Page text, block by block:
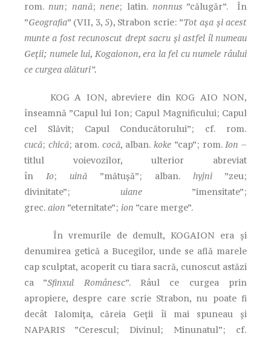
rom.nun; nană;nene; latin. nonnus ”călugăr”. În
”Geografia” (VII, 3, 5), Strabon scrie: ”Tot așa și acest
munte a fost recunoscut drept sacru și astfel îl numeau
Geții; numele lui, Kogaionon, era la fel cu numele râului
ce curgea alături”.
KOG A ION, abreviere din KOG AIO NON,
înseamnă ”Capul lui Ion; Capul Magnificului; Capul
cel Slăvit; Capul Conducătorului”; cf. rom.
cucă; chică; arom.cocă, alban. koke ”cap”; rom.Ion –
titlul voievozilor, ulterior abreviat
în Io; uină ”mătușă”; alban. hyjni ”zeu;
divinitate”; uiane ”imensitate”;
grec. aion ”eternitate”; ion ”care merge”.
În vremurile de demult, KOGAION era și
denumirea getică a Bucegilor, unde se află marele
cap sculptat, acoperit cu tiara sacră, cunoscut astăzi
ca ”Sfinxul Românesc”. Râul ce curgea prin
apropiere, despre care scrie Strabon, nu poate fi
decât Ialomița, căreia Geții îi mai spuneau și
NAPARIS ”Cerescul; Divinul; Minunatul”; cf.